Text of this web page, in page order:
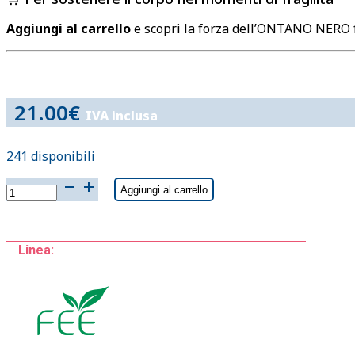
Aggiungi al carrelloe scopri la forza dell’ONTANO NERO
21.00€ IVA inclusa
241 disponibili
ONTANO
NERO
15ml
ALNUS
Aggiungi al carrello
Linea: